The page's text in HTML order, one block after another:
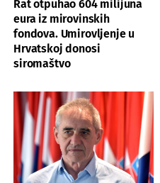
Rat otpuhao 604 milijuna
eura iz mirovinskih
fondova. Umirovljenje u
Hrvatskoj donosi
siromaštvo